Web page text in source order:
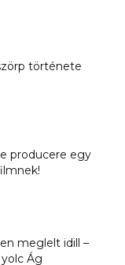
története
producere egy
meglelt idill –
Ág